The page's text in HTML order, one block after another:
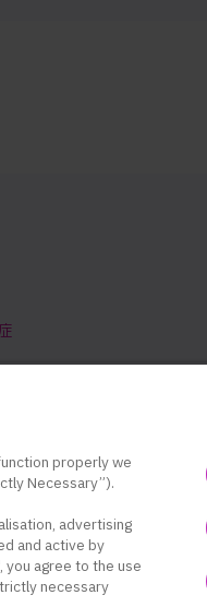
properly we
Necessary”).
advertising
and active by
you agree to the use
necessary